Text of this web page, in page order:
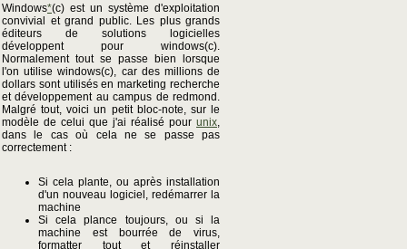
Windows*(c) est un système d'exploitation
convivial et grand public. Les plus grands
éditeurs de solutions logicielles
développent pour windows(c).
Normalement tout se passe bien lorsque
l'on utilise windows(c), car des millions de
dollars sont utilisés en marketing recherche
et développement au campus de redmond.
Malgré tout, voici un petit bloc-note, sur le
modèle de celui que j'ai réalisé pour unix
dans le cas où cela ne se passe pas
correctement :
Si cela plante, ou après installation
d'un nouveau logiciel, redémarrer la
machine
Si cela plance toujours, ou si la
machine est bourrée de virus,
formatter tout et réinstaller